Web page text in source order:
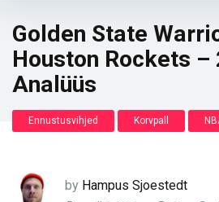
Golden State
Houston Rockets
Analüüs
Ennustusvihjed Korvpall
by Hampus Sjoestedt